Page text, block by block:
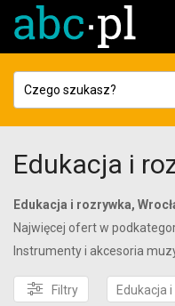
Edukacja i
Edukacja i rozrywka,
Najwięcej ofert w
Instrumenty i akcesoria
Filtry Edukacja i